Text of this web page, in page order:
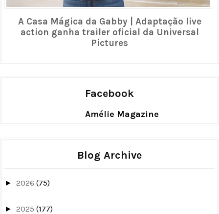
A Casa Mágica da Gabby | Adaptação live
action ganha trailer oficial da Universal
Pictures
Facebook
Amélie Magazine
Blog Archive
► 2026 (75)
► 2025 (177)